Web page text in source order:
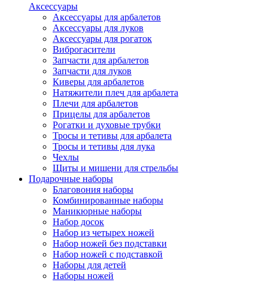
Аксессуары
Аксессуары для арбалетов
Аксессуары для луков
Аксессуары для рогаток
Виброгасители
Запчасти для арбалетов
Запчасти для луков
Киверы для арбалетов
Натяжители плеч для арбалета
Плечи для арбалетов
Прицелы для арбалетов
Рогатки и духовые трубки
Тросы и тетивы для арбалета
Тросы и тетивы для лука
Чехлы
Щиты и мишени для стрельбы
Подарочные наборы
Благовония наборы
Комбинированные наборы
Маникюрные наборы
Набор досок
Набор из четырех ножей
Набор ножей без подставки
Набор ножей с подставкой
Наборы для детей
Наборы ножей